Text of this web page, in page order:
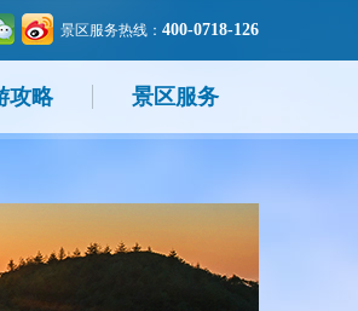
景区服务热线： 400-0718-126
攻略 景区服务